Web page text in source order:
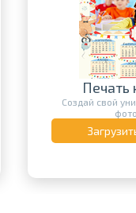
Печать
Создай свой